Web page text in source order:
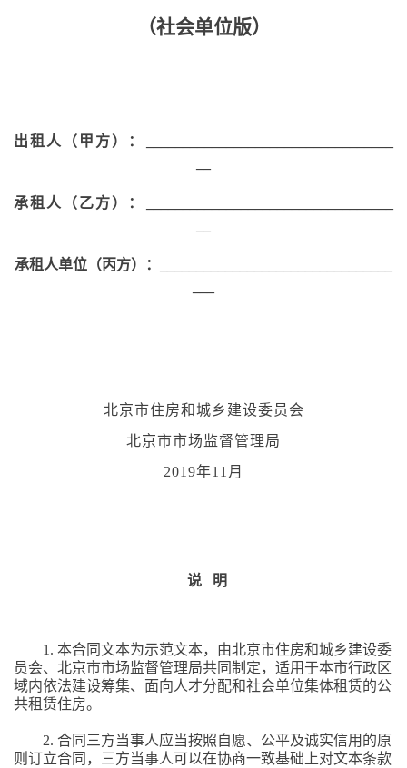
（社会单位版）
出租人（甲方） ：
承租人（乙方）
： __________________________________
承租人单位（丙方） ：
北京市住房和城乡建设委员会
北京市市场监督管理局
2019年11月
说 明
1. 本合同文本为示范文本，由北京市住房和城乡建设委
员会、北京市市场监督管理局共同制定，适用于本市行政区
域内依法建设筹集、面向人才分配和社会单位集体租赁的公
共租赁住房。
2. 合同三方当事人应当按照自愿、公平及诚实信用的原
则订立合同，三方当事人可以在协商一致基础上对文本条款